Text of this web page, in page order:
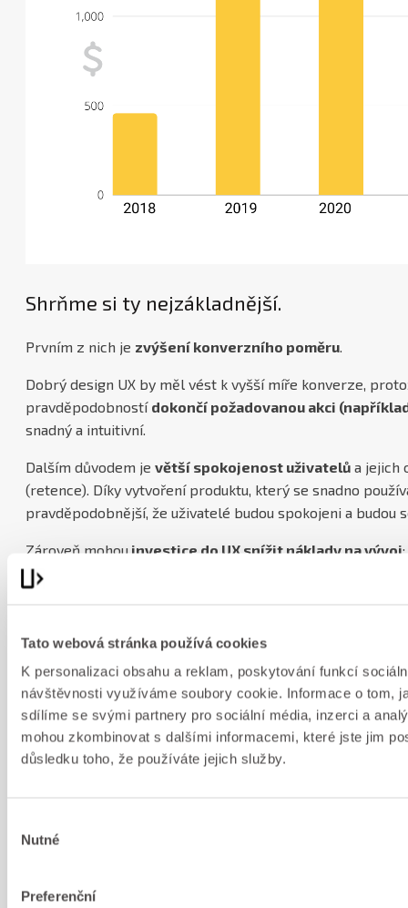
Tato webová stránka používá cookies
K personalizaci obsahu a reklam, poskytování funkcí
návštěvnosti využíváme soubory cookie. Informace o tom,
sdílíme se svými partnery pro sociální média, inzerci a
mohou zkombinovat s dalšími informacemi, které jste jim
důsledku toho, že používáte jejich služby.
souhlasu
Nutné
Preferenční
Shrňme si ty nejzákladnější.
Prvním z nich je zvýšení konverzního poměru.
Dobrý design UX by měl vést k vyšší míře konverze,
pravděpodobností dokončí požadovanou akci
snadný a intuitivní.
Dalším důvodem je větší spokojenost uživatelů a jejich
(retence). Díky vytvoření produktu, který se snadno
pravděpodobnější, že uživatelé budou spokojeni a budou
Zároveň mohou investice do UX snížit náklady na vývoj
raných fázích vývoje produktu může pomoci
problémy s použitelností dříve, než se jejich odstranění
Nehledě na to, že správným výstupem UX procesu by
. Každá koruna investovaná do specifikace,
několikanásobně vrací během vývoje.
V příštím díle si povíme více o tom, jaký je rozdíl mezi UX,
Máte zájem o UX analýzu?
Rádi Vám poradíme a poskytneme bezplatnou online